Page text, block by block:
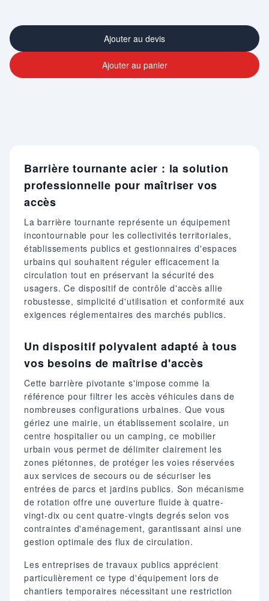
Ajouter au devis
Ajouter au panier
Barrière tournante acier : la solution
professionnelle pour maîtriser vos
accès
La barrière tournante représente un équipement
incontournable pour les collectivités territoriales,
établissements publics et gestionnaires d'espaces
urbains qui souhaitent réguler efficacement la
circulation tout en préservant la sécurité des
usagers. Ce dispositif de contrôle d'accès allie
robustesse, simplicité d'utilisation et conformité aux
exigences réglementaires des marchés publics.
Un dispositif polyvalent adapté à tous
vos besoins de maîtrise d'accès
Cette barrière pivotante s'impose comme la
référence pour filtrer les accès véhicules dans de
nombreuses configurations urbaines. Que vous
gériez une mairie, un établissement scolaire, un
centre hospitalier ou un camping, ce mobilier
urbain vous permet de délimiter clairement les
zones piétonnes, de protéger les voies réservées
aux services de secours ou de sécuriser les
entrées de parcs et jardins publics. Son mécanisme
de rotation offre une ouverture fluide à quatre-
vingt-dix ou cent quatre-vingts degrés selon vos
contraintes d'aménagement, garantissant ainsi une
gestion optimale des flux de circulation.
Les entreprises de travaux publics apprécient
particulièrement ce type d'équipement lors de
chantiers temporaires nécessitant une restriction